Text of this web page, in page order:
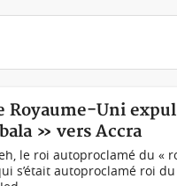
Royaume-Uni
» vers Accra
le roi autoproclamé du «
s’était autoproclamé roi